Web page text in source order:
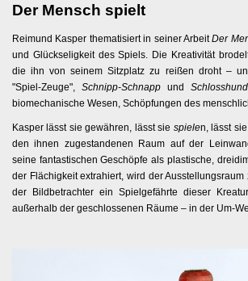
Der Mensch spielt
Reimund Kasper thematisiert in seiner ArbeitDer
und Glückseligkeit des Spiels. Die Kreativität
die ihn von seinem Sitzplatz zu reißen droht –
"Spiel-Zeuge", Schnipp-Schnapp und Schlosshund
biomechanische Wesen, Schöpfungen des
Kasper lässt sie gewähren, lässt sie spielen, lässt
den ihnen zugestandenen Raum auf der
seine fantastischen Geschöpfe als plastische,
der Flächigkeit extrahiert, wird der Ausstellungsraum
der Bildbetrachter ein Spielgefährte dieser
außerhalb der geschlossenen Räume – in der Um-